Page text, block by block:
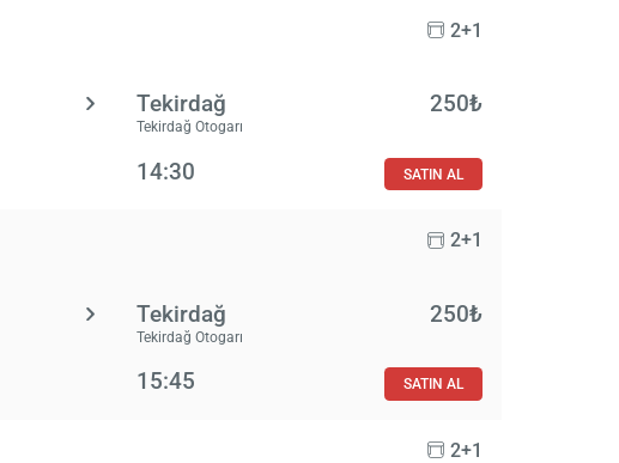
2+1
Tekirdağ
Tekirdağ Otogarı
250₺
14:30 SATIN AL
2+1
Tekirdağ
Tekirdağ Otogarı
250₺
15:45 SATIN AL
2+1